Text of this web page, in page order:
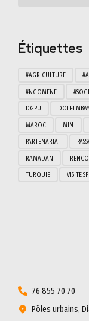
Étiquettes
#AGRICULTURE
#NGOMENE
DGPU
MAROC MIN
PARTENARIAT
RAMADAN
TURQUIE VISITE
76 855 70 70
Pôles urbains,